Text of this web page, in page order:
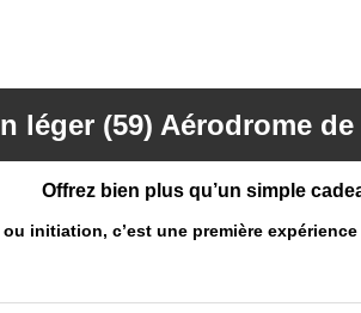
léger (59) Aérodrome
Offrez bien plus qu’un simple
ou initiation, c’est une première